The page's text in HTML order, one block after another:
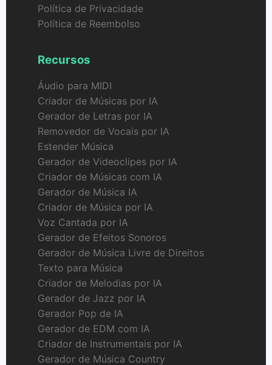
Política de Privacidade
Política de Reembolso
Recursos
Áudio para MIDI
Criador de Músicas por IA
Gerador de Letras por IA
Removedor de Vocais por IA
Estender Música
Gerador de Videoclipes por IA
Criador de Músicas com IA
Gerador de Música IA
Criador de Música por IA
Voz Cantada por IA
Gerador de Efeitos Sonoros
Gerador de Música Livre de Direitos
Texto para Música
Criador de Melodias por IA
Gerador de Jazz por IA
Gerador Pop de IA
Gerador de EDM com IA
Criador de Instrumentais por IA
Gerador de Música Country